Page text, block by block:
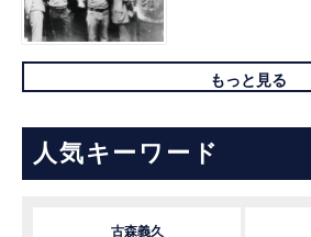
もっと見る
人気キーワード
古森義久